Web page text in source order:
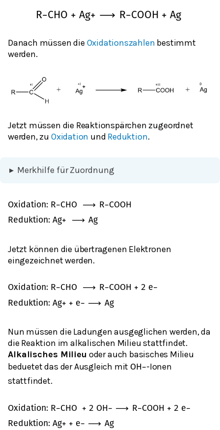
R−CHO + Ag+ ⟶ R−COO H + Ag
Danach müssen die Oxidationszahlen bestimmt
werden.
Jetzt müssen die Reaktionspärchen zugeordnet
werden, zu Oxidation und Reduktion.
▸ Merkhilfe für Zuordnung
Oxidation: R−CH O ⟶ R−COOH
Red u ktion: Ag+ ⟶ Ag
Jetzt können die übertragenen Elektronen
eingezeichnet werden.
Oxidation: R−CH O ⟶ R−COOH + 2 e−
Red u ktion: Ag+ + e− ⟶ Ag
Nun müssen die Ladungen ausgeglichen werden, da
die Reaktion im alkalischen Milieu stattfindet.
Alkalisches Milieu oder auch basisches Milieu
beduetet das der Ausgleich mit OH −-Ionen
stattfindet.
Oxidation: R−CH O + 2 OH − ⟶ R−COOH + 2 e−
Red u ktion: Ag+ + e− ⟶ Ag